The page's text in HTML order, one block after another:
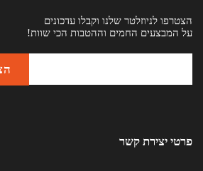
הצטרפו לניוזלטר שלנו וקבלו עדכונים
על המבצעים החמים וההטבות הכי שוות!
פרטי יצירת קשר